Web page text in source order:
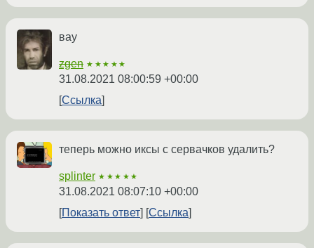
вау
zgen ★★★★★
31.08.2021 08:00:59 +00:00
Ссылка
теперь можно иксы с сервачков удалить?
splinter ★★★★★
31.08.2021 08:07:10 +00:00
Показать ответ
Ссылка